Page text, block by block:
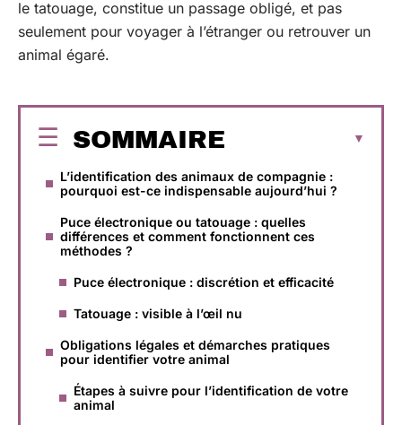
le tatouage, constitue un passage obligé, et pas
seulement pour voyager à l’étranger ou retrouver un
animal égaré.
SOMMAIRE
L’identification des animaux de compagnie :
pourquoi est-ce indispensable aujourd’hui ?
Puce électronique ou tatouage : quelles
différences et comment fonctionnent ces
méthodes ?
Puce électronique : discrétion et efficacité
Tatouage : visible à l’œil nu
Obligations légales et démarches pratiques
pour identifier votre animal
Étapes à suivre pour l’identification de votre
animal